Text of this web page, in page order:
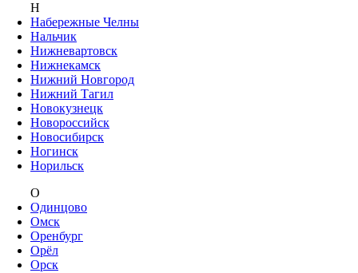
Н
Набережные Челны
Нальчик
Нижневартовск
Нижнекамск
Нижний Новгород
Нижний Тагил
Новокузнецк
Новороссийск
Новосибирск
Ногинск
Норильск
О
Одинцово
Омск
Оренбург
Орёл
Орск